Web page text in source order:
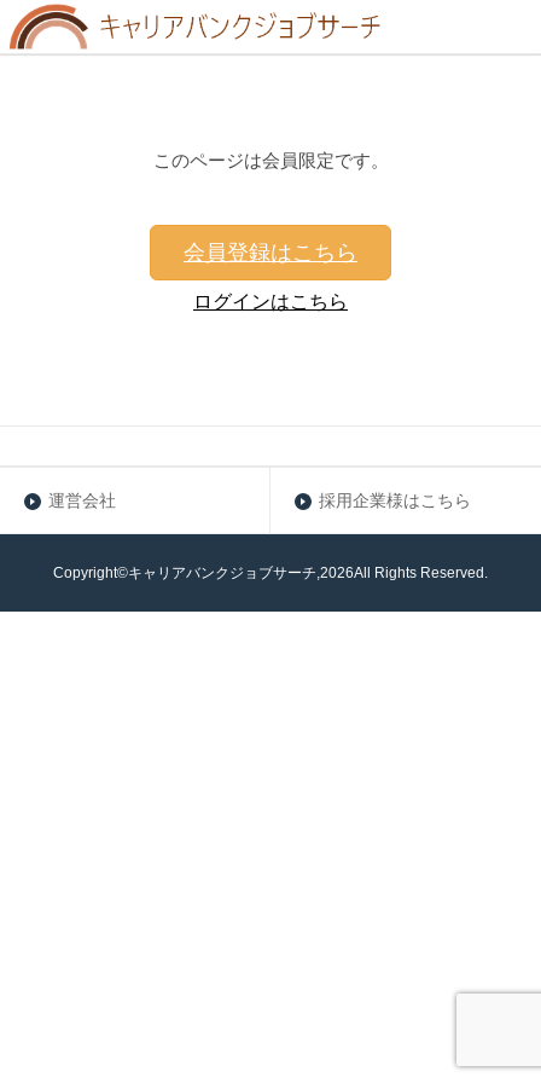
このページは会員限定です。
会員登録はこちら
ログインはこちら
運営会社 採用企業様はこちら
Copyright©キャリアバンクジョブサーチ,2026All Rights Reserved.